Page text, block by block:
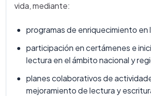
vida, mediante:
programas de enriquecimiento en
participación en certámenes e
lectura en el ámbito nacional y
planes colaborativos de
mejoramiento de lectura y